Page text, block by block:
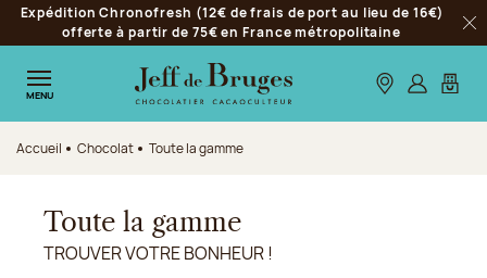
Aller à la navigation
Aller au contenu principal
Aller au pied de page
Expédition Chronofresh (12€ de frais de port au lieu de 16€)
offerte à partir de 75€ en France métropolitaine
MENU Nos boutiques
S’identifier
Mon
Accueil Chocolat Toute la gamme
Toute la gamme
TROUVER VOTRE BONHEUR !